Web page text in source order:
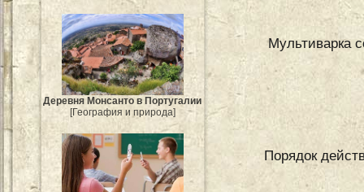
Деревня Монсанто в Португалии
[География и природа]
Мультиварка
Порядок